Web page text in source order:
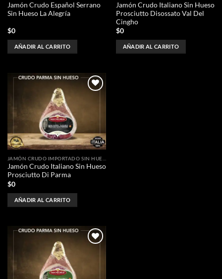
Jamón Crudo Español Serrano
Sin Hueso La Alegría
$0
AÑADIR AL CARRITO
Jamón Crudo Italiano Sin Hueso
Prosciutto Disossato Val Del
Cingho
$0
AÑADIR AL CARRITO
Jamón Crudo Italiano Sin Hueso
Prosciutto Di Parma
$0
AÑADIR AL CARRITO